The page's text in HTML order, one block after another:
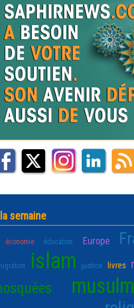
semaine
économie éducation Europe
islam justice livres